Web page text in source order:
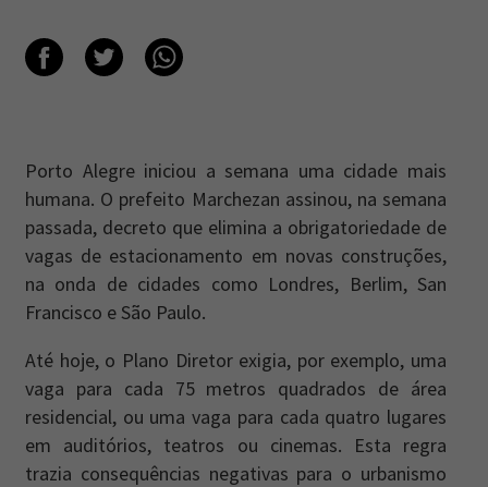
Porto Alegre iniciou a semana uma cidade mais
humana. O prefeito Marchezan assinou, na semana
passada, decreto que elimina a obrigatoriedade de
vagas de estacionamento em novas construções,
na onda de cidades como Londres, Berlim, San
Francisco e São Paulo.
Até hoje, o Plano Diretor exigia, por exemplo, uma
vaga para cada 75 metros quadrados de área
residencial, ou uma vaga para cada quatro lugares
em auditórios, teatros ou cinemas. Esta regra
trazia consequências negativas para o urbanismo